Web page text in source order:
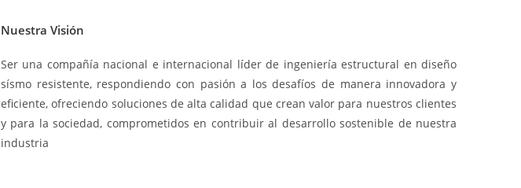
Nuestra Visión
Ser una compañía nacional e internacional líder de ingeniería estructural en diseño
sísmo resistente, respondiendo con pasión a los desafíos de manera innovadora y
eficiente, ofreciendo soluciones de alta calidad que crean valor para nuestros clientes
y para la sociedad, comprometidos en contribuir al desarrollo sostenible de nuestra
industria